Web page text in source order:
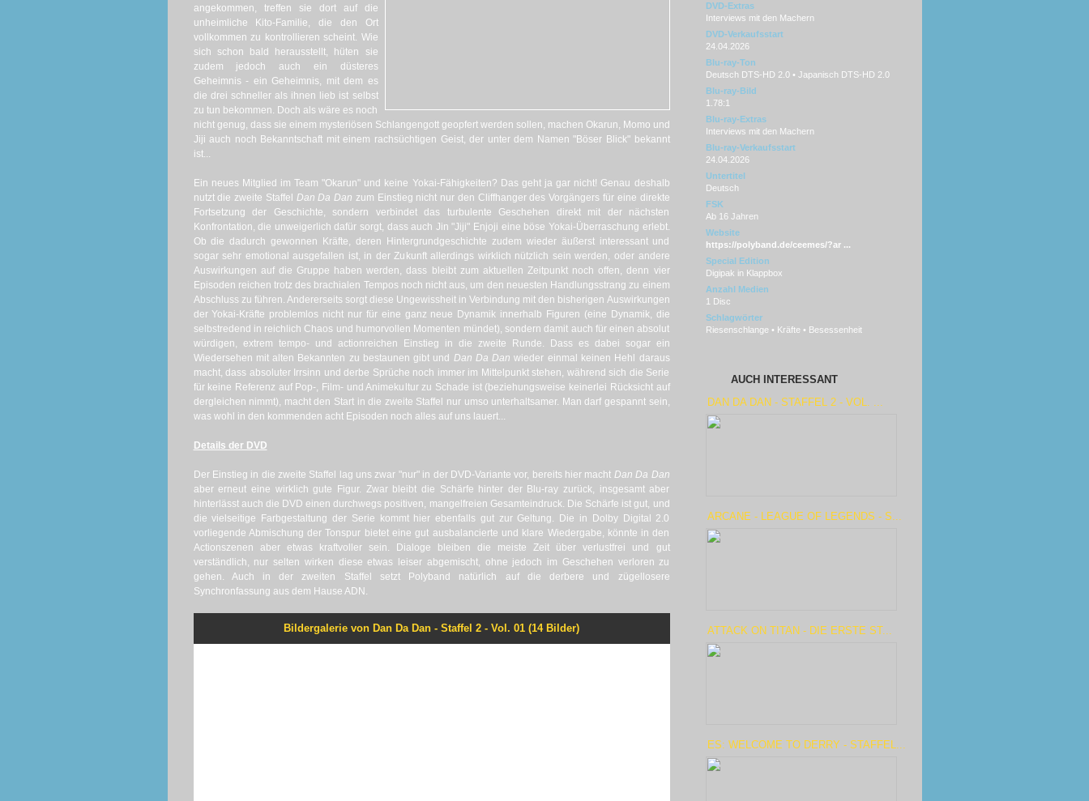
angekommen, treffen sie dort auf die
unheimliche Kito-Familie, die den Ort
vollkommen zu kontrollieren scheint. Wie
sich schon bald herausstellt, hüten sie
zudem jedoch auch ein düsteres
Geheimnis - ein Geheimnis, mit dem es
die drei schneller als ihnen lieb ist selbst
zu tun bekommen. Doch als wäre es noch
nicht genug, dass sie einem mysteriösen Schlangengott geopfert werden sollen, machen Okarun, Momo und
Jiji auch noch Bekanntschaft mit einem rachsüchtigen Geist, der unter dem Namen "Böser Blick" bekannt
ist...
Ein neues Mitglied im Team "Okarun" und keine Yokai-Fähigkeiten? Das geht ja gar nicht! Genau deshalb
nutzt die zweite Staffel Dan Da Dan zum Einstieg nicht nur den Cliffhanger des Vorgängers für eine direkte
Fortsetzung der Geschichte, sondern verbindet das turbulente Geschehen direkt mit der nächsten
Konfrontation, die unweigerlich dafür sorgt, dass auch Jin "Jiji" Enjoji eine böse Yokai-Überraschung erlebt.
Ob die dadurch gewonnen Kräfte, deren Hintergrundgeschichte zudem wieder äußerst interessant und
sogar sehr emotional ausgefallen ist, in der Zukunft allerdings wirklich nützlich sein werden, oder andere
Auswirkungen auf die Gruppe haben werden, dass bleibt zum aktuellen Zeitpunkt noch offen, denn vier
Episoden reichen trotz des brachialen Tempos noch nicht aus, um den neuesten Handlungsstrang zu einem
Abschluss zu führen. Andererseits sorgt diese Ungewissheit in Verbindung mit den bisherigen Auswirkungen
der Yokai-Kräfte problemlos nicht nur für eine ganz neue Dynamik innerhalb Figuren (eine Dynamik, die
selbstredend in reichlich Chaos und humorvollen Momenten mündet), sondern damit auch für einen absolut
würdigen, extrem tempo- und actionreichen Einstieg in die zweite Runde. Dass es dabei sogar ein
Wiedersehen mit alten Bekannten zu bestaunen gibt und Dan Da Dan wieder einmal keinen Hehl daraus
macht, dass absoluter Irrsinn und derbe Sprüche noch immer im Mittelpunkt stehen, während sich die Serie
für keine Referenz auf Pop-, Film- und Animekultur zu Schade ist (beziehungsweise keinerlei Rücksicht auf
dergleichen nimmt), macht den Start in die zweite Staffel nur umso unterhaltsamer. Man darf gespannt sein,
was wohl in den kommenden acht Episoden noch alles auf uns lauert...
Details der DVD
Der Einstieg in die zweite Staffel lag uns zwar "nur" in der DVD-Variante vor, bereits hier macht Dan Da Dan
aber erneut eine wirklich gute Figur. Zwar bleibt die Schärfe hinter der Blu-ray zurück, insgesamt aber
hinterlässt auch die DVD einen durchwegs positiven, mangelfreien Gesamteindruck. Die Schärfe ist gut, und
die vielseitige Farbgestaltung der Serie kommt hier ebenfalls gut zur Geltung. Die in Dolby Digital 2.0
vorliegende Abmischung der Tonspur bietet eine gut ausbalancierte und klare Wiedergabe, könnte in den
Actionszenen aber etwas kraftvoller sein. Dialoge bleiben die meiste Zeit über verlustfrei und gut
verständlich, nur selten wirken diese etwas leiser abgemischt, ohne jedoch im Geschehen verloren zu
gehen. Auch in der zweiten Staffel setzt Polyband natürlich auf die derbere und zügellosere
Synchronfassung aus dem Hause ADN.
Bildergalerie von Dan Da Dan - Staffel 2 - Vol. 01 (14 Bilder)
DVD-Extras
Interviews mit den Machern
DVD-Verkaufsstart
24.04.2026
Blu-ray-Ton
Deutsch DTS-HD 2.0 • Japanisch DTS-HD 2.0
Blu-ray-Bild
1.78:1
Blu-ray-Extras
Interviews mit den Machern
Blu-ray-Verkaufsstart
24.04.2026
Untertitel
Deutsch
FSK
Ab 16 Jahren
Website
https://polyband.de/ceemes/?ar ...
Special Edition
Digipak in Klappbox
Anzahl Medien
1 Disc
Schlagwörter
Riesenschlange • Kräfte • Besessenheit
AUCH INTERESSANT
DAN DA DAN - STAFFEL 2 - VOL. ...
ARCANE - LEAGUE OF LEGENDS - S...
ATTACK ON TITAN - DIE ERSTE ST...
ES: WELCOME TO DERRY - STAFFEL...